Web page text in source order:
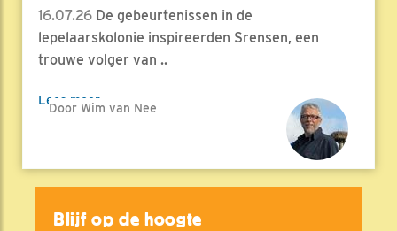
16.07.26 De gebeurtenissen in de
lepelaarskolonie inspireerden Srensen, een
trouwe volger van ..
Lees meer
Door Wim van Nee
Blijf op de hoogte